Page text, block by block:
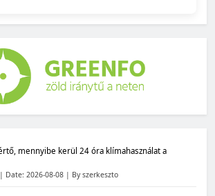
mennyibe kerül 24 óra klímahasználat a
Date: 2026-08-08 By szerkeszto